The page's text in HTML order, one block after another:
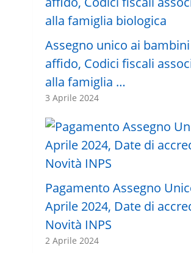
Assegno unico ai
affido, Codici fiscali
alla famiglia …
3 Aprile 2024
Pagamento Assegno
Aprile 2024, Date di
Novità INPS
2 Aprile 2024